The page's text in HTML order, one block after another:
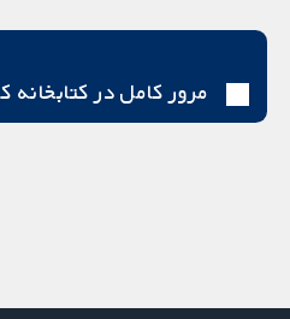
مرور کامل در کتابخانه